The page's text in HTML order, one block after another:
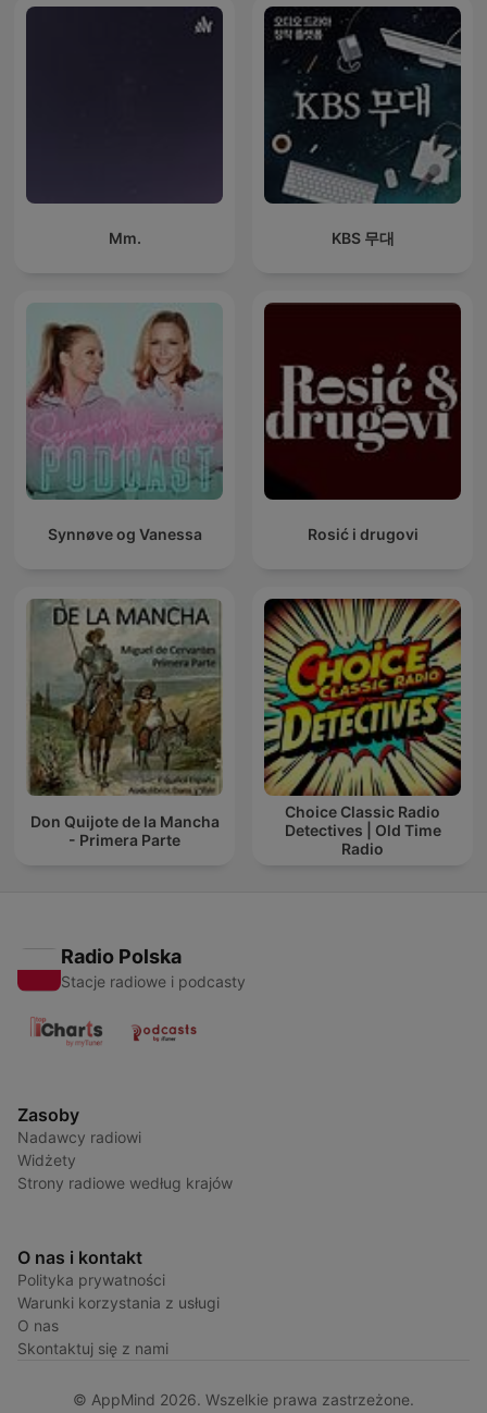
Mm. KBS 무대
Synnøve og Vanessa Rosić i drugovi
Don Quijote de la Mancha
- Primera Parte
Choice Classic Radio
Detectives | Old Time
Radio
Radio Polska
Stacje radiowe i podcasty
Zasoby
Nadawcy radiowi
Widżety
Strony radiowe według krajów
O nas i kontakt
Polityka prywatności
Warunki korzystania z usługi
O nas
Skontaktuj się z nami
© AppMind 2026. Wszelkie prawa zastrzeżone.